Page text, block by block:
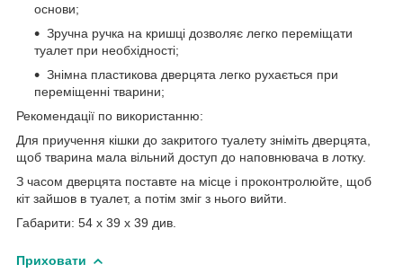
основи;
Зручна ручка на кришці дозволяє легко переміщати
туалет при необхідності;
Знімна пластикова дверцята легко рухається при
переміщенні тварини;
Рекомендації по використанню:
Для приучення кішки до закритого туалету зніміть дверцята,
щоб тварина мала вільний доступ до наповнювача в лотку.
З часом дверцята поставте на місце і проконтролюйте, щоб
кіт зайшов в туалет, а потім зміг з нього вийти.
Габарити: 54 x 39 x 39 див.
Приховати